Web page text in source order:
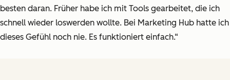
besten daran. Früher habe ich mit Tools gearbeitet, die ich
schnell wieder loswerden wollte. Bei Marketing Hub hatte ich
dieses Gefühl noch nie. Es funktioniert einfach.“